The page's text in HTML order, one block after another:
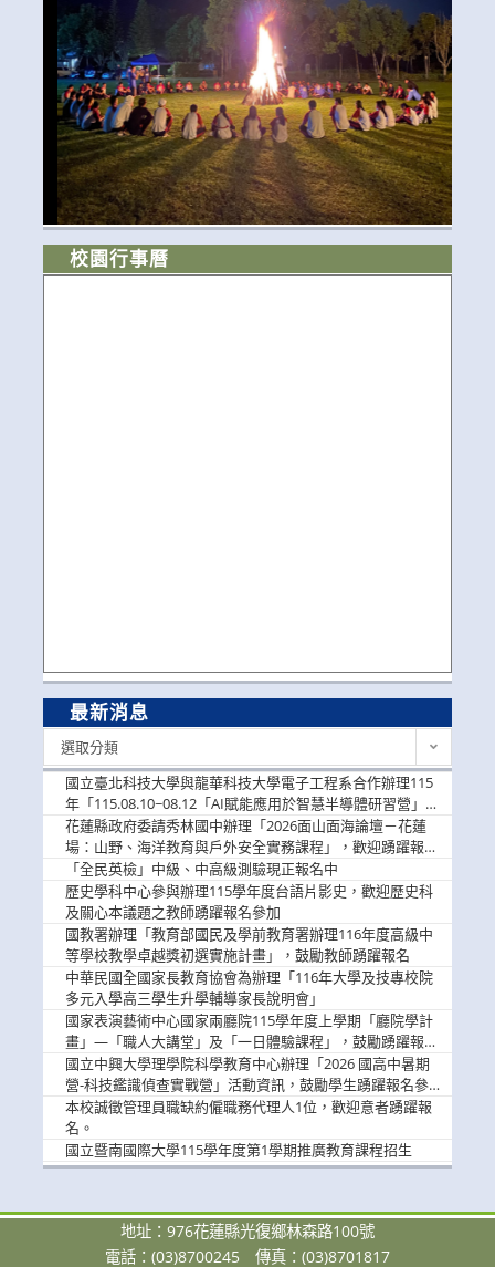
校園行事曆
最新消息
選取分類
國立臺北科技大學與龍華科技大學電子工程系合作辦理115
年「115.08.10~08.12「AI賦能應用於智慧半導體研習營」，
歡迎學生踴躍報名參加
花蓮縣政府委請秀林國中辦理「2026面山面海論壇－花蓮
場：山野、海洋教育與戶外安全實務課程」，歡迎踴躍報名
參加
「全民英檢」中級、中高級測驗現正報名中
歷史學科中心參與辦理115學年度台語片影史，歡迎歷史科
及關心本議題之教師踴躍報名參加
國教署辦理「教育部國民及學前教育署辦理116年度高級中
等學校教學卓越獎初選實施計畫」，鼓勵教師踴躍報名
中華民國全國家長教育協會為辦理「116年大學及技專校院
多元入學高三學生升學輔導家長說明會」
國家表演藝術中心國家兩廳院115學年度上學期「廳院學計
畫」—「職人大講堂」及「一日體驗課程」，鼓勵踴躍報名
參與。
國立中興大學理學院科學教育中心辦理「2026 國高中暑期
營-科技鑑識偵查實戰營」活動資訊，鼓勵學生踴躍報名參
加。
本校誠徵管理員職缺約僱職務代理人1位，歡迎意者踴躍報
名。
國立暨南國際大學115學年度第1學期推廣教育課程招生
地址：976花蓮縣光復鄉林森路100號
電話：(03)8700245
傳真：(03)8701817